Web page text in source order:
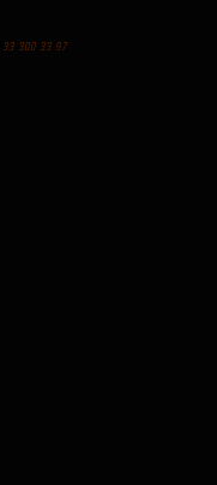
33 300 33 97